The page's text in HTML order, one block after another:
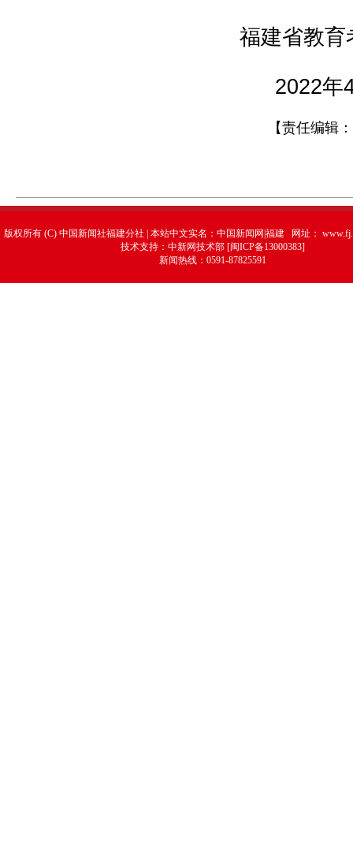
福建省教育
2022年
【责任编辑：
版权所有 (C) 中国新闻社福建分社 | 本站中文实名：中国新闻网|福建 网址：
技术支持：中新网技术部 [闽ICP备13000383]
新闻热线：0591-87825591